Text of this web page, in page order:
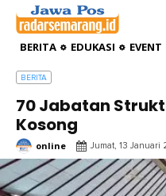
BERITA EDUKASI EVENT
BERITA
70 Jabatan
Kosong
online Jumat, 13 Januari